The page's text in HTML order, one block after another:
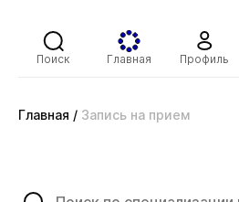
Поиск Главная Профиль
Главная / Запись на прием